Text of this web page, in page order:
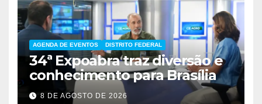
AGENDA DE EVENTOS DISTRITO FEDERAL
34ª Expoabra traz diversão e
conhecimento para Brasília
8 DE AGOSTO DE 2026